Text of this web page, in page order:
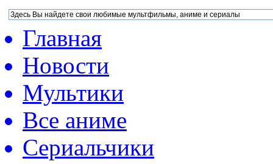
Главная
Новости
Мультики
Все аниме
Сериальчики